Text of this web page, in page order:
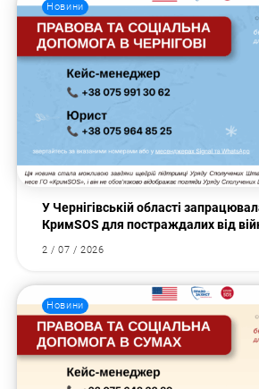
Новини
У Чернігівській області
КримSOS для постраждалих від
2 / 07 / 2026
Новини